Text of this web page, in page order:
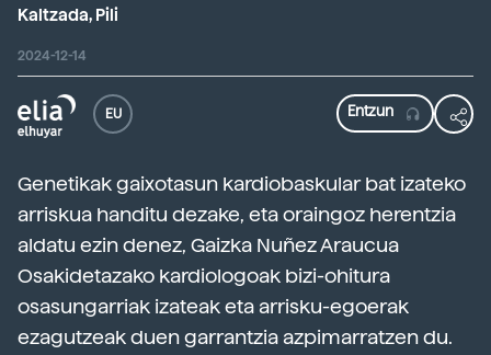
Kaltzada, Pili
2024-12-14
EU
Genetikak gaixotasun kardiobaskular bat izateko
arriskua handitu dezake, eta oraingoz herentzia
aldatu ezin denez, Gaizka Nuñez Araucua
Osakidetazako kardiologoak bizi-ohitura
osasungarriak izateak eta arrisku-egoerak
ezagutzeak duen garrantzia azpimarratzen du.